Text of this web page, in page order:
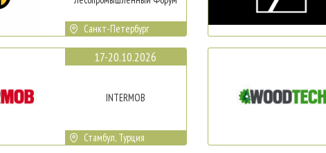
Санкт-Петербург
17-20.10.2026
INTERMOB
Стамбул, Турция